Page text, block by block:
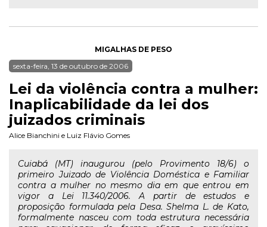
MIGALHAS DE PESO
sexta-feira, 13 de outubro de 2006
Lei da violência contra a mulher:
Inaplicabilidade da lei dos
juizados criminais
Alice Bianchini e Luiz Flávio Gomes
Cuiabá (MT) inaugurou (pelo Provimento 18/6) o
primeiro Juizado de Violência Doméstica e Familiar
contra a mulher no mesmo dia em que entrou em
vigor a Lei 11.340/2006. A partir de estudos e
proposição formulada pela Desa. Shelma L. de Kato,
formalmente nasceu com toda estrutura necessária